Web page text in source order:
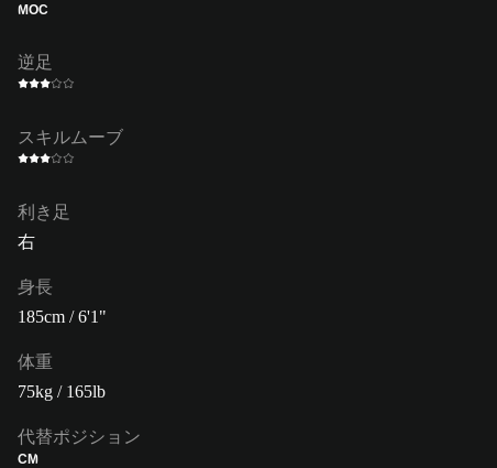
MOC
逆足
スキルムーブ
利き足
右
身長
185cm / 6'1"
体重
75kg / 165lb
代替ポジション
CM